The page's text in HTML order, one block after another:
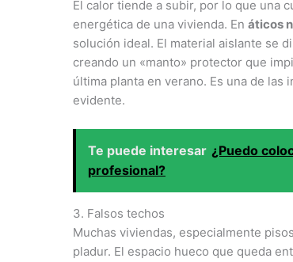
El calor tiende a subir, por lo que una
energética de una vivienda. En áticos
solución ideal. El material aislante se
creando un «manto» protector que
última planta en verano. Es una de
evidente.
Te puede interesar ¿Puedo
profesional?
3. Falsos techos
Muchas viviendas, especialmente
pladur. El espacio hueco que queda